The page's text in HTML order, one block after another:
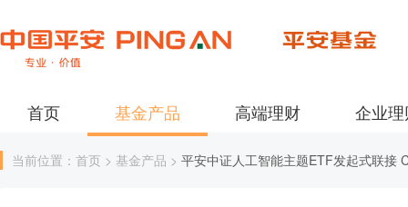
首页 基金产品 高端理财 企业
当前位置：首页 > 基金产品 > 平安中证人工智能主题ETF发起式联接